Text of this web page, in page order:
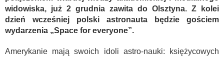
widowiska, już 2 grudnia zawita do Olsztyna. Z kolei
dzień wcześniej polski astronauta będzie gościem
wydarzenia „Space for everyone”.
Amerykanie mają swoich idoli astro-nauki: księżycowych